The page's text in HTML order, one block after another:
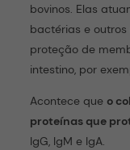
bovinos. Elas
bactérias e
proteção de
intestino, por
Acontece que o
proteínas que
IgG, IgM e IgA.